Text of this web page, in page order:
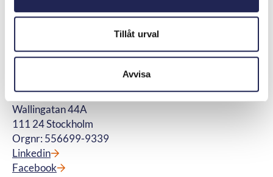
Tillåt urval
Avvisa
Lediga jobb
Nyhetsbrev
Ordlista
Frågor och svar
Domar och beslut
Telekområdgivarna
Wallingatan 44A
111 24 Stockholm
Orgnr: 556699-9339
Linkedin
Facebook